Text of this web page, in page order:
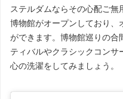
ステルダムならその心配ご
博物館がオープンしており、
ができます。博物館巡りの合
ティバルやクラシックコンサ
心の洗濯をしてみましょう。